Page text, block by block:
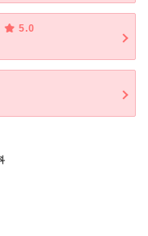
5.0